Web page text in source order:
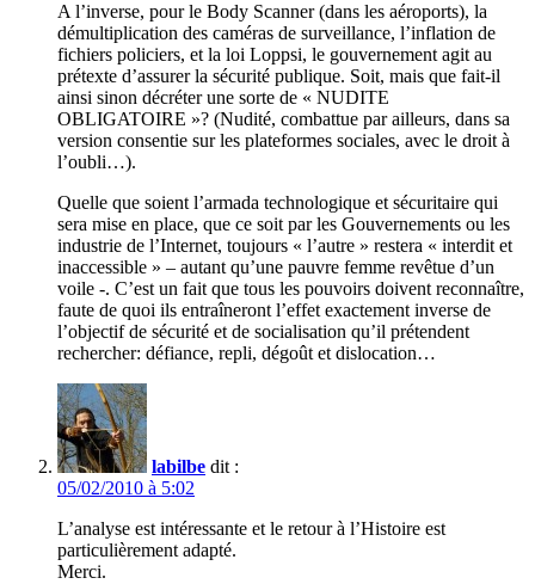
A l’inverse, pour le Body Scanner (dans les aéroports), la
démultiplication des caméras de surveillance, l’inflation de
fichiers policiers, et la loi Loppsi, le gouvernement agit au
prétexte d’assurer la sécurité publique. Soit, mais que fait-il
ainsi sinon décréter une sorte de « NUDITE
OBLIGATOIRE »? (Nudité, combattue par ailleurs, dans sa
version consentie sur les plateformes sociales, avec le droit à
l’oubli…).
Quelle que soient l’armada technologique et sécuritaire qui
sera mise en place, que ce soit par les Gouvernements ou les
industrie de l’Internet, toujours « l’autre » restera « interdit et
inaccessible » – autant qu’une pauvre femme revêtue d’un
voile -. C’est un fait que tous les pouvoirs doivent reconnaître,
faute de quoi ils entraîneront l’effet exactement inverse de
l’objectif de sécurité et de socialisation qu’il prétendent
rechercher: défiance, repli, dégoût et dislocation…
labilbe dit :
05/02/2010 à 5:02
L’analyse est intéressante et le retour à l’Histoire est
particulièrement adapté.
Merci.